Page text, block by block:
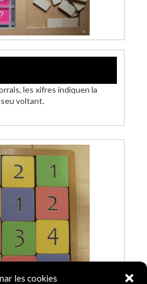
les cookies
les xifres indiquen la
voltant.